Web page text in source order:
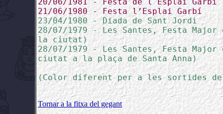
21/06/1980 - Festa l’Esplai Garbí
23/04/1980 - Diada de Sant Jordi
28/07/1979 - Les Santes, Festa
la ciutat)
28/07/1979 - Les Santes, Festa
ciutat a la plaça de Santa Anna)
(Color diferent per a les sortides
Tornar a la fitxa del gegant